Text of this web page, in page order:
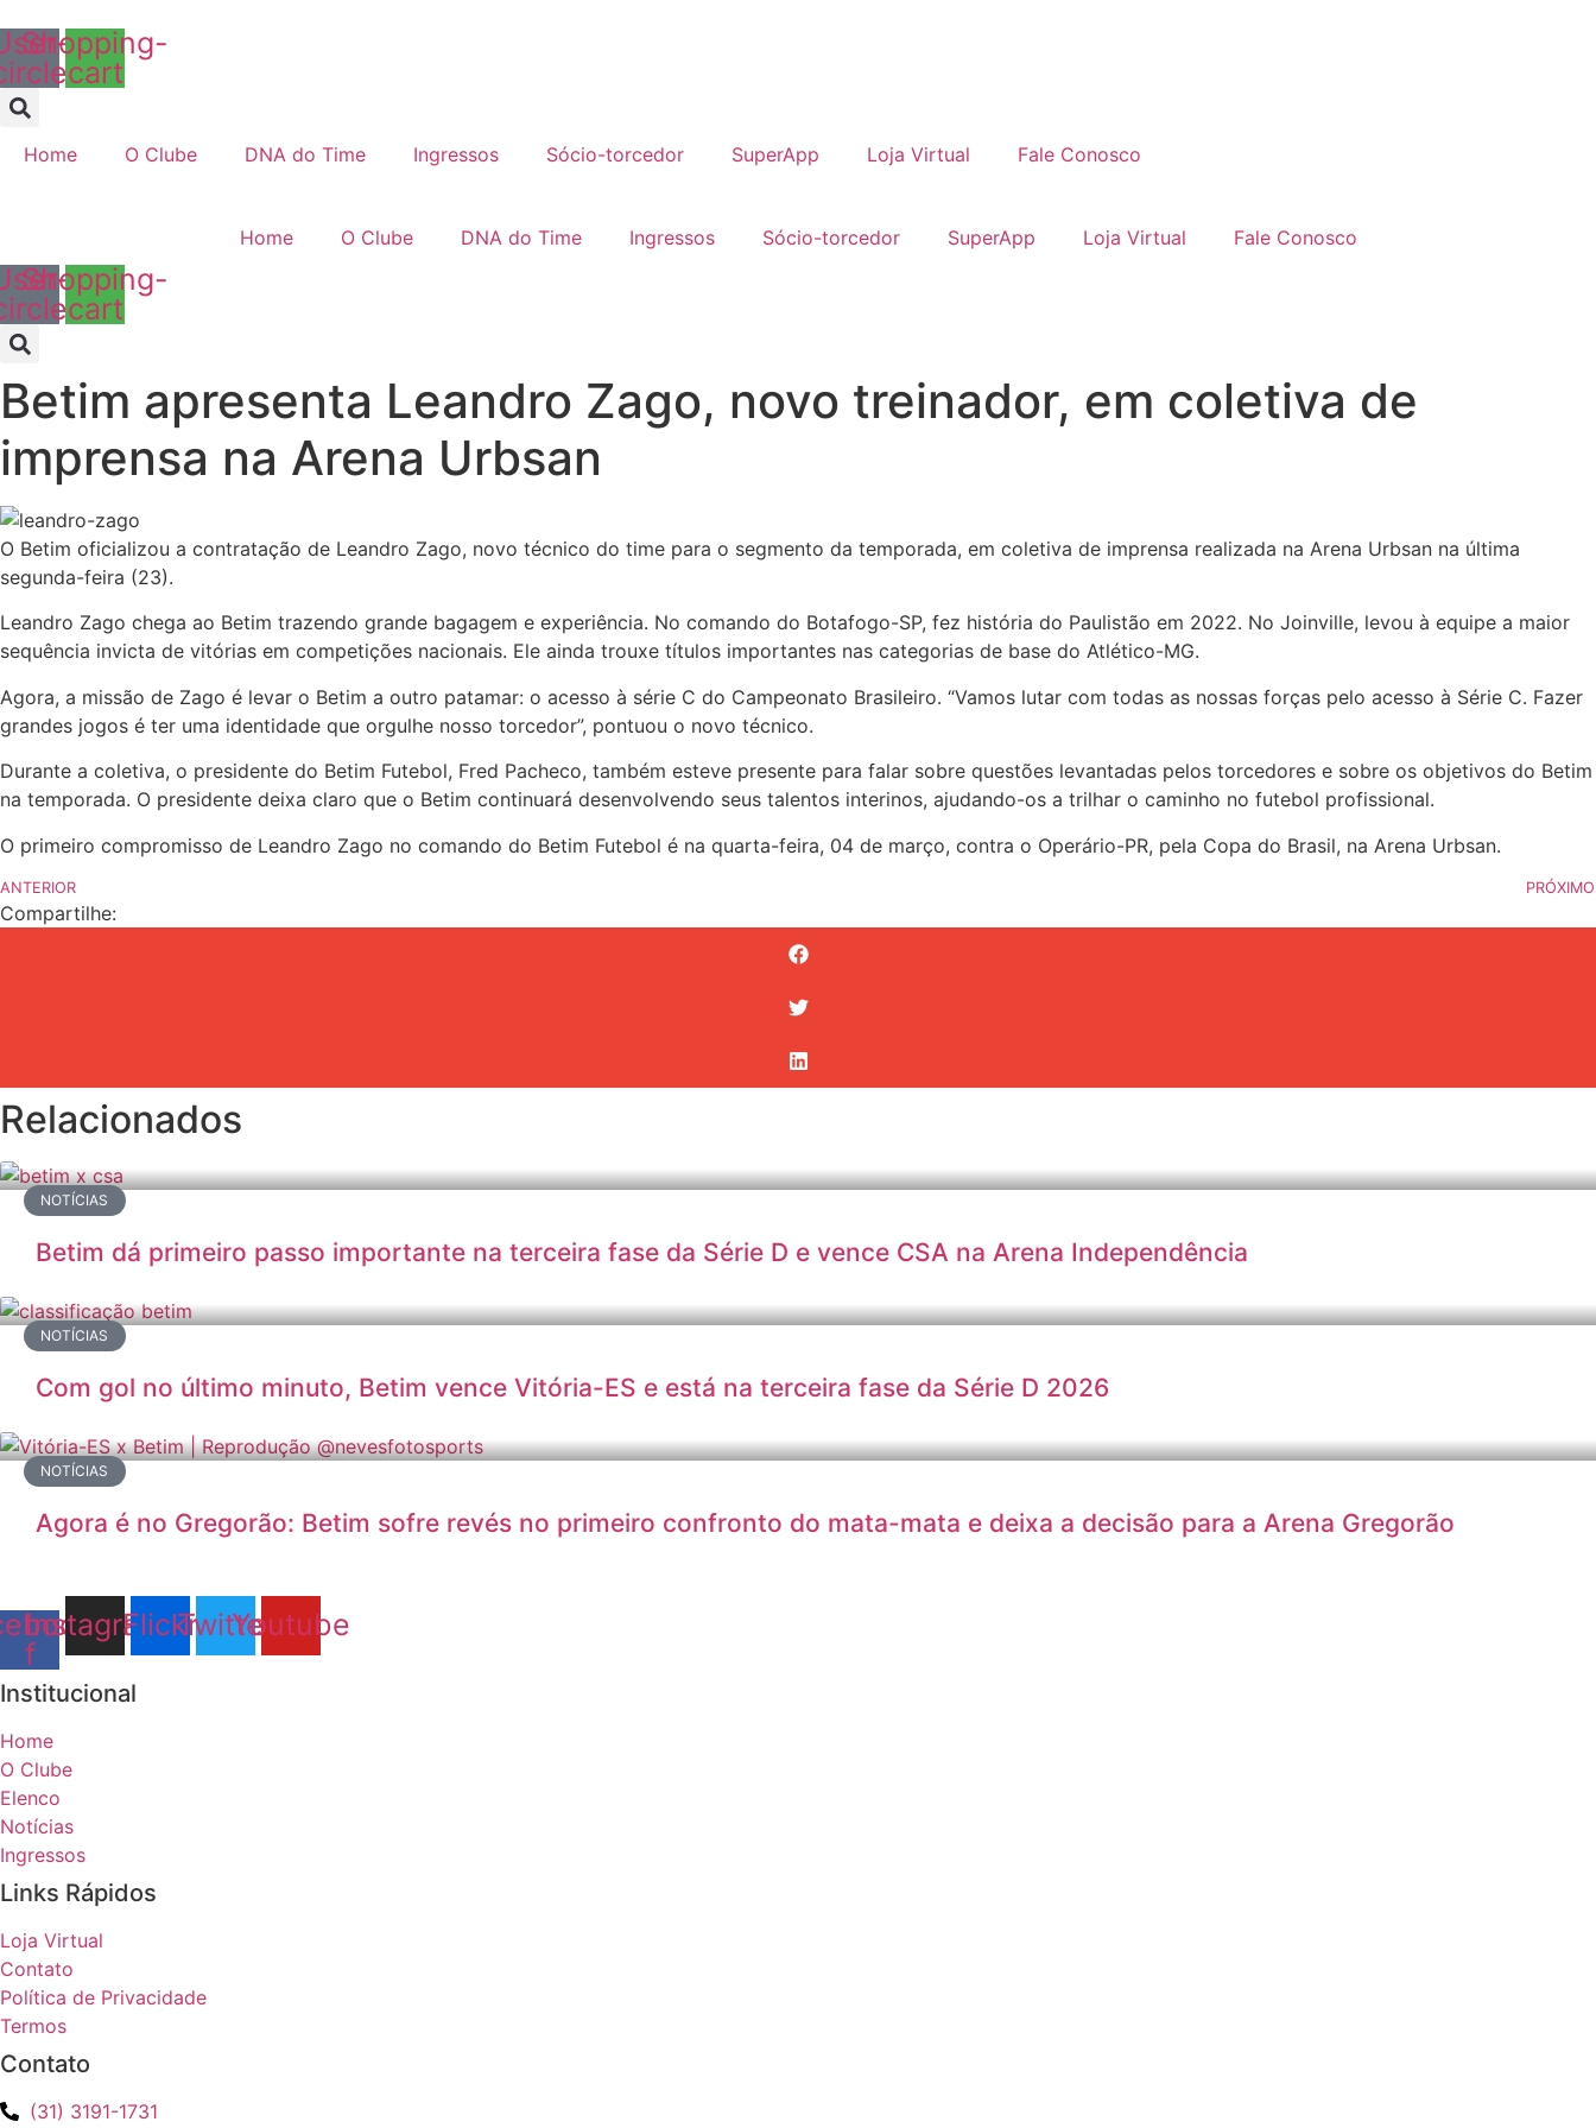
para
o
conteúdo
Shopping-
cart
Home O Clube DNA do Time Ingressos Sócio-torcedor SuperApp Loja Virtual Fale Conosco
Home O Clube DNA do Time Ingressos Sócio-torcedor SuperApp Loja Virtual Fale Conosco
Shopping-
cart
Betim apresenta Leandro Zago, novo treinador, em coletiva de
imprensa na Arena Urbsan
O Betim oficializou a contratação de Leandro Zago, novo técnico do time para o segmento da temporada, em coletiva de imprensa realizada na Arena Urbsan na última
segunda-feira (23).
Leandro Zago chega ao Betim trazendo grande bagagem e experiência. No comando do Botafogo-SP, fez história do Paulistão em 2022. No Joinville, levou à equipe a maior
sequência invicta de vitórias em competições nacionais. Ele ainda trouxe títulos importantes nas categorias de base do Atlético-MG.
Agora, a missão de Zago é levar o Betim a outro patamar: o acesso à série C do Campeonato Brasileiro. “Vamos lutar com todas as nossas forças pelo acesso à Série C. Fazer
grandes jogos é ter uma identidade que orgulhe nosso torcedor”, pontuou o novo técnico.
Durante a coletiva, o presidente do Betim Futebol, Fred Pacheco, também esteve presente para falar sobre questões levantadas pelos torcedores e sobre os objetivos do Betim
na temporada. O presidente deixa claro que o Betim continuará desenvolvendo seus talentos interinos, ajudando-os a trilhar o caminho no futebol profissional.
O primeiro compromisso de Leandro Zago no comando do Betim Futebol é na quarta-feira, 04 de março, contra o Operário-PR, pela Copa do Brasil, na Arena Urbsan.
ANTERIOR PRÓXIMO
Compartilhe:
Relacionados
NOTÍCIAS
Betim dá primeiro passo importante na terceira fase da Série D e vence CSA na Arena Independência
NOTÍCIAS
Com gol no último minuto, Betim vence Vitória-ES e está na terceira fase da Série D 2026
NOTÍCIAS
Agora é no Gregorão: Betim sofre revés no primeiro confronto do mata-mata e deixa a decisão para a Arena Gregorão
f
Instagram
FlickrTwitterYoutube
Institucional
Home
O Clube
Elenco
Notícias
Ingressos
Links Rápidos
Loja Virtual
Contato
Política de Privacidade
Termos
Contato
(31) 3191-1731